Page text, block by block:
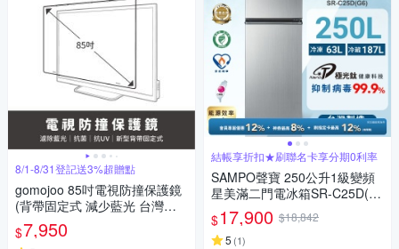
8/1-8/31登記送3%超贈點
gomojoo 85吋電視防撞保護鏡
(背帶固定式 減少藍光 台灣製
造)
$7,950
結帳享折扣★刷聯名卡享分期0利率
SAMPO聲寶 250公升1級變頻
星美滿二門電冰箱SR-C25D(G
6)星辰灰 含基本安裝+舊機回收
$17,900 $18,842
5 (1)